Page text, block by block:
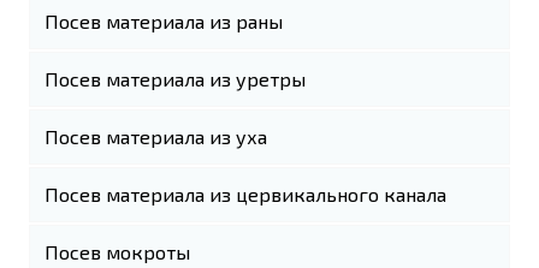
Посев материала из раны
Посев материала из уретры
Посев материала из уха
Посев материала из цервикального канала
Посев мокроты